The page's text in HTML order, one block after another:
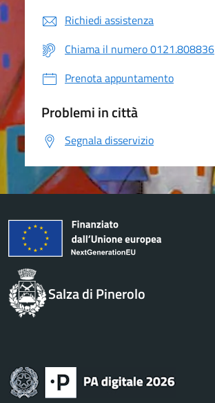
Richiedi assistenza
Chiama il numero 0121.808836
Prenota appuntamento
Problemi in città
Segnala disservizio
Salza di Pinerolo